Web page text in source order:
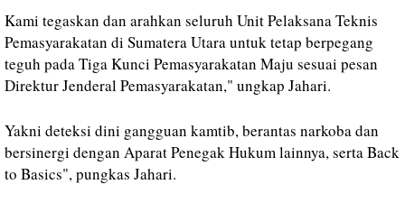
Kami tegaskan dan arahkan seluruh Unit Pelaksana Teknis
Pemasyarakatan di Sumatera Utara untuk tetap berpegang
teguh pada Tiga Kunci Pemasyarakatan Maju sesuai pesan
Direktur Jenderal Pemasyarakatan," ungkap Jahari.
Yakni deteksi dini gangguan kamtib, berantas narkoba dan
bersinergi dengan Aparat Penegak Hukum lainnya, serta Back
to Basics", pungkas Jahari.